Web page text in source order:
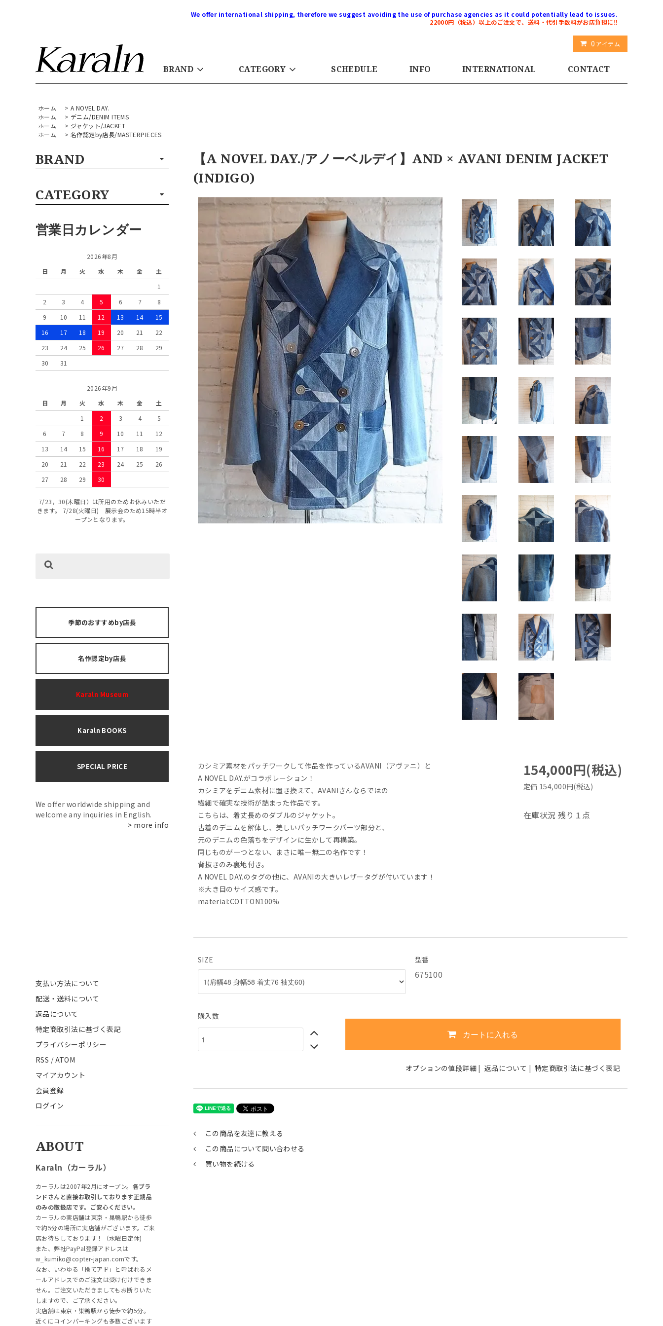
We offer international shipping, therefore we suggest avoiding the use of purchase agencies as it could potentially lead to issues.
22000円（税込）以上のご注文で、送料・代引手数料がお店負担に‼️
0 アイテム
BRAND CATEGORY SCHEDULE INFO INTERNATIONAL CONTACT
ホーム > A NOVEL DAY.
ホーム
> デニム/DENIM ITEMS
ホーム
> ジャケット/JACKET
ホーム
> 名作認定by店長/MASTERPIECES
BRAND
CATEGORY
営業日カレンダー
2026年8月
日
月 火 水 木 金
土
1
2
3 4 5 6 7
8
9
10 11 12 13 14
15
16
17 18 19 20 21
22
23
24 25 26 27 28
29
30
31
2026年9月
日
月 火 水 木 金
土
1
2 3 4
5
6
7 8 9 10 11
12
13
14 15 16 17 18
19
20
21 22 23 24 25
26
27
28 29 30
7/23，30(木曜日）は所用のためお休みいただ
きます。 7/28(火曜日) 展示会のため15時半オ
ープンとなります。
季節のおすすめby店長
名作認定by店長
Karaln Museum
Karaln BOOKS
SPECIAL PRICE
We offer worldwide shipping and
welcome any inquiries in English.
> more info
支払い方法について
配送・送料について
返品について
特定商取引法に基づく表記
プライバシーポリシー
RSS / ATOM
マイアカウント
会員登録
ログイン
ABOUT
Karaln（カーラル）
カーラルは2007年2月にオープン。 各ブラ
ンドさんと直接お取引しております正規品
のみの取扱店です。ご安心ください。
カーラルの実店舗は東京・巣鴨駅から徒歩
で約5分の場所に実店舗がございます。ご来
店お待ちしております！（水曜日定休)
また、弊社PayPal登録アドレスは
w_kumiko@copter-japan.comです。
なお、いわゆる「捨てアド」と呼ばれるメ
ールアドレスでのご注文は受け付けできま
せん。ご注文いただきましてもお断りいた
しますので、ご了承ください。
実店舗は東京・巣鴨駅から徒歩で約5分。
近くにコインパーキングも多数ございます
【A NOVEL DAY./アノーベルデイ】AND × AVANI DENIM JACKET
(INDIGO)
カシミア素材をパッチワークして作品を作っているAVANI（アヴァニ）と
A NOVEL DAY.がコラボレーション！
カシミアをデニム素材に置き換えて、AVANIさんならではの
繊細で確実な技術が詰まった作品です。
こちらは、着丈長めのダブルのジャケット。
古着のデニムを解体し、美しいパッチワークパーツ部分と、
元のデニムの色落ちをデザインに生かして再構築。
同じものが一つとない、まさに唯一無二の名作です！
背抜きのみ裏地付き。
A NOVEL DAY.のタグの他に、AVANIの大きいレザータグが付いています！
※大き目のサイズ感です。
material:COTTON100%
154,000円(税込)
定価 154,000円(税込)
在庫状況 残り１点
SIZE 型番
675100
購入数
カートに入れる
オプションの値段詳細 | 返品について | 特定商取引法に基づく表記
この商品を友達に教える
この商品について問い合わせる
買い物を続ける